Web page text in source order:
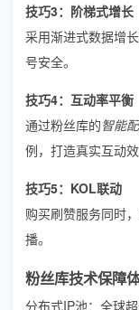
技巧3：阶梯式增长
采用渐进式数据增
号安全。
技巧4：互动率平衡
通过粉丝库的智能
例，打造真实互动效
技巧5：KOL联动
购买刷赞服务同时
播。
粉丝库技术保障
分布式IP池：全球